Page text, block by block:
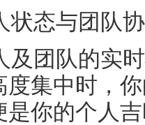
状态与团队
及团队的实
度集中时，
是你的个人